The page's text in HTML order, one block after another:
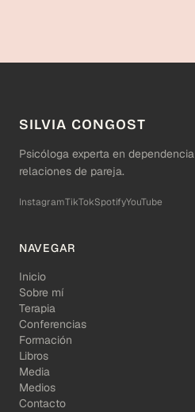
SILVIA CONGOST
Psicóloga experta en
relaciones de pareja.
InstagramTikTokSpotifyYouTube
NAVEGAR
Inicio
Sobre mí
Terapia
Conferencias
Formación
Libros
Media
Medios
Contacto